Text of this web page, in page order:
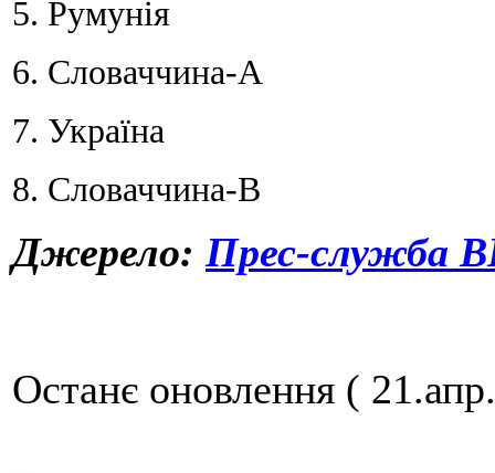
5. Румунія
6. Словаччина-А
7. Україна
8. Словаччина-В
Джерело: Прес-служба
Останє оновлення (